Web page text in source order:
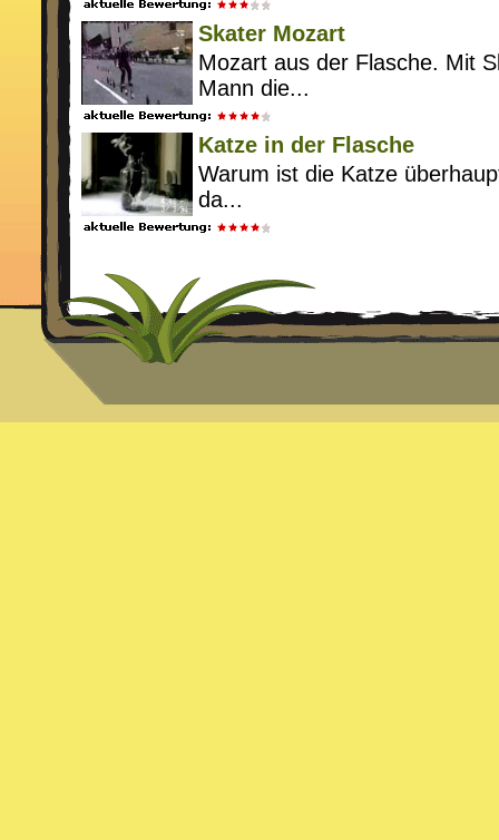
Skater Mozart
Mozart aus der Flasche. Mit
Mann die...
Katze in der Flasche
Warum ist die Katze
da...